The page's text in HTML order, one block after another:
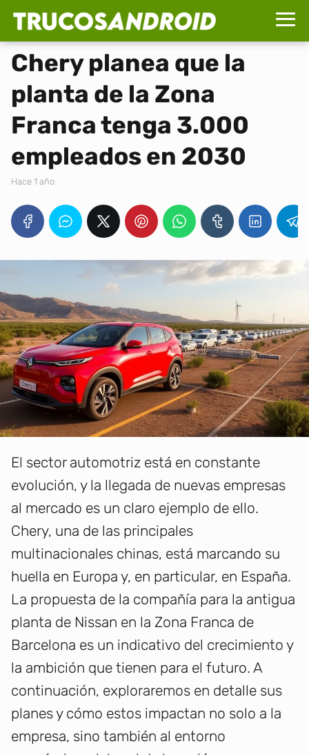
Chery planea que la
planta de la Zona
Franca tenga 3.000
empleados en 2030
hace 1 año
El sector automotriz está en constante
evolución, y la llegada de nuevas empresas
al mercado es un claro ejemplo de ello.
Chery, una de las principales
multinacionales chinas, está marcando su
huella en Europa y, en particular, en España.
La propuesta de la compañía para la antigua
planta de Nissan en la Zona Franca de
Barcelona es un indicativo del crecimiento y
la ambición que tienen para el futuro. A
continuación, exploraremos en detalle sus
planes y cómo estos impactan no solo a la
empresa, sino también al entorno